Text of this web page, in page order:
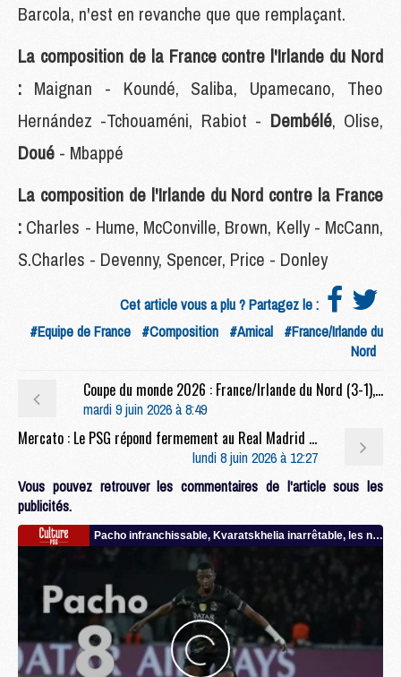
Barcola, n'est en revanche que que remplaçant.
La composition de la France contre l'Irlande du Nord
: Maignan - Koundé, Saliba, Upamecano, Theo
Hernández -Tchouaméni, Rabiot - Dembélé, Olise,
Doué - Mbappé
La composition de l'Irlande du Nord contre la France
: Charles - Hume, McConville, Brown, Kelly - McCann,
S.Charles - Devenny, Spencer, Price - Donley
Cet article vous a plu ? Partagez le :
#Equipe de France #Composition #Amical #France/Irlande du
Nord
Coupe du monde 2026 : France/Irlande du Nord (3-1), le résumé et les buts en video
mardi 9 juin 2026 à 8:49
Mercato : Le PSG répond fermement au Real Madrid pour ses stars
lundi 8 juin 2026 à 12:27
Vous pouvez retrouver les commentaires de l'article sous les
publicités.